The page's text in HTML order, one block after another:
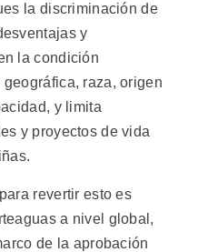
la discriminación de
y
la condición
raza, origen
y limita
y proyectos de vida
revertir esto es
a nivel global,
de la aprobación